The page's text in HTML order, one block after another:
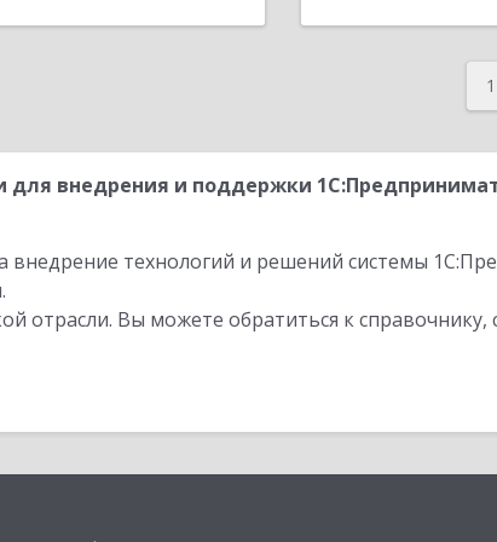
1
внедрения и поддержки
внедрение технологий и решений системы
отрасли. Вы можете обратиться к